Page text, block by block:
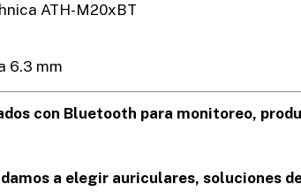
ATH-M20xBT
6.3 mm
con Bluetooth para monitoreo,
a elegir auriculares, soluciones